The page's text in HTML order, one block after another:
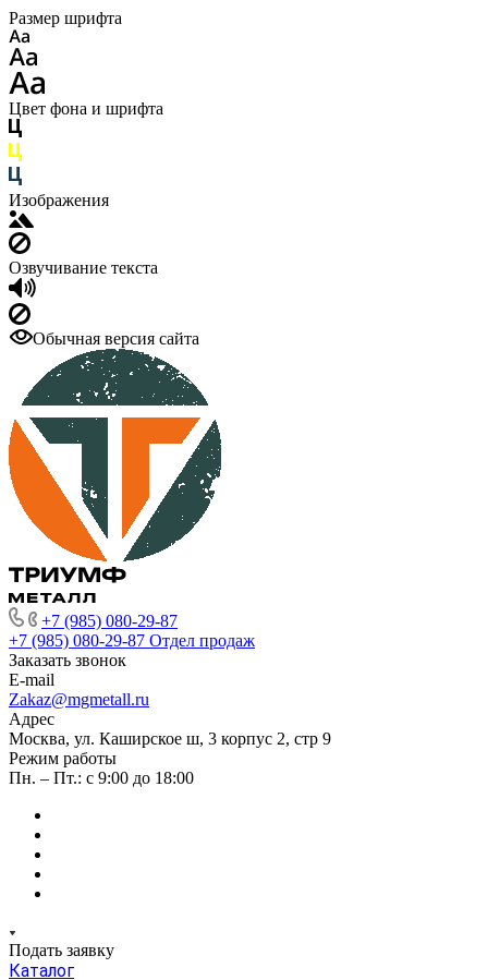
Размер шрифта
Цвет фона и шрифта
Изображения
Озвучивание текста
Обычная версия сайта
+7 (985) 080-29-87
+7 (985) 080-29-87 Отдел продаж
Заказать звонок
E-mail
Zakaz@mgmetall.ru
Адрес
Москва, ул. Каширское ш, 3 корпус 2, стр 9
Режим работы
Пн. – Пт.: с 9:00 до 18:00
Подать заявку
Каталог